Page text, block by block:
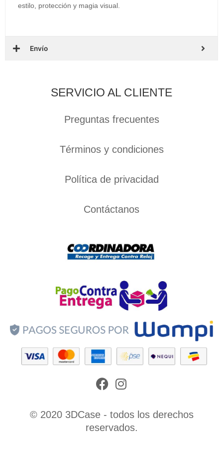
estilo, protección y magia visual.
Envío
SERVICIO AL CLIENTE
Preguntas frecuentes
Términos y condiciones
Política de privacidad
Contáctanos
Facebook
Instagram
© 2020 3DCase - todos los derechos
reservados.